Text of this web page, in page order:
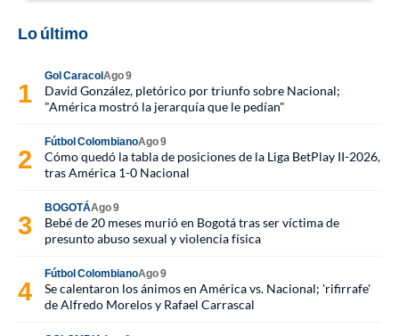
Lo último
Gol CaracolAgo 9
David González, pletórico por triunfo sobre Nacional;
"América mostró la jerarquía que le pedían"
Fútbol ColombianoAgo 9
Cómo quedó la tabla de posiciones de la Liga BetPlay II-2026,
tras América 1-0 Nacional
BOGOTÁAgo 9
Bebé de 20 meses murió en Bogotá tras ser víctima de
presunto abuso sexual y violencia física
Fútbol ColombianoAgo 9
Se calentaron los ánimos en América vs. Nacional; 'rifirrafe'
de Alfredo Morelos y Rafael Carrascal